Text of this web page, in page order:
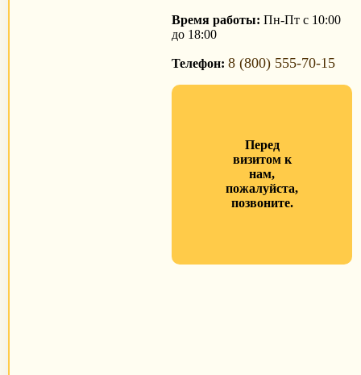
Время работы: Пн-Пт с 10:00
до 18:00
Телефон: 8 (800) 555-70-15
Перед
визитом к
нам,
пожалуйста,
позвоните.